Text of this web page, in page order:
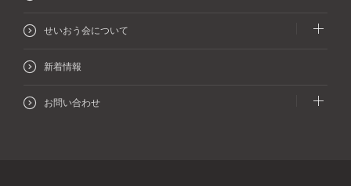
各検査の内容
人間ドックラウンジ
VIPルームのご案内
法定健診
台東区民健診
オプション検査
産業医・ストレスチェック
一般外来/専門外来
医療機関への紹介状発行について
労災二次健診
フロアガイド
フォローアップサロン
所在地とアクセス
せいおう会について
センター概要
理念と方針
新着情報
お問い合わせ